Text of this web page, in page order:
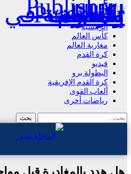
Publisher - تغطية إخبارية لكافة الأحداث الرياضية في المغرب والعالم.
الرئيسية
كأس العالم
مغاربة العالم
كرة القدم
فيديو
البطولة برو
كرة القدم الإفريقية
ألعاب القوى
رياضات أخرى